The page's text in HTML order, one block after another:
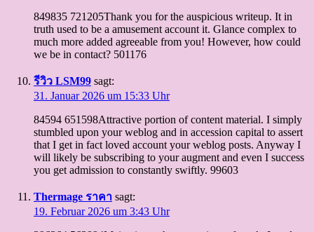
849835 721205Thank you for the auspicious writeup. It in
truth used to be a amusement account it. Glance complex to
much more added agreeable from you! However, how could
we be in contact? 501176
รีวิว LSM99 sagt:
31. Januar 2026 um 15:33 Uhr
84594 651598Attractive portion of content material. I simply
stumbled upon your weblog and in accession capital to assert
that I get in fact loved account your weblog posts. Anyway I
will likely be subscribing to your augment and even I success
you get admission to constantly swiftly. 99603
Thermage ราคา sagt:
19. Februar 2026 um 3:43 Uhr